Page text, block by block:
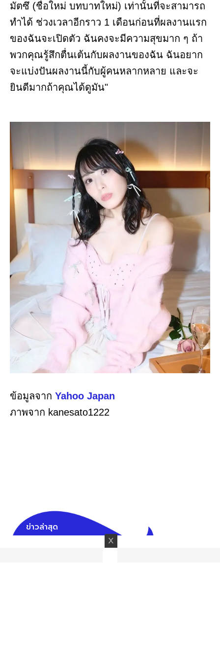
มัตซึ (ชื่อใหม่ บทบาทใหม่) เท่านั้นที่จะสามารถ
ทำได้ ช่วงเวลาอีกราว 1 เดือนก่อนที่ผลงานแรก
ของฉันจะเปิดตัว ฉันคงจะมีความสุขมาก ๆ ถ้า
พวกคุณรู้สึกตื่นเต้นกับผลงานของฉัน ฉันอยาก
จะแบ่งปันผลงานนี้กับผู้คนหลากหลาย และจะ
ยินดีมากถ้าคุณได้ดูมัน"
ข้อมูลจาก Yahoo Japan
ภาพจาก kanesato1222
ข่าวล่าสุด